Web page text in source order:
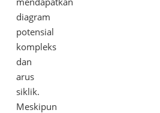
diagram
potensial
kompleks
dan
arus
siklik.
Meskipun